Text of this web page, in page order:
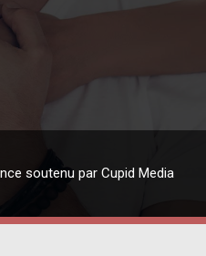
soutenu par Cupid Media